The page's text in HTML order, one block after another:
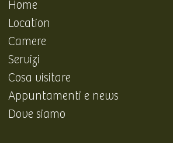
Home
Location
Camere
Servizi
Cosa visitare
Appuntamenti e news
Dove siamo